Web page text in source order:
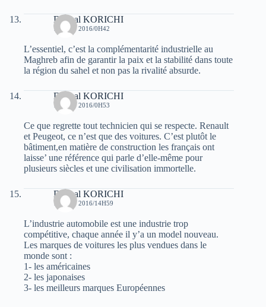
Djamal KORICHI
10 JUIN 2016/0H42
L’essentiel, c’est la complémentarité industrielle au
Maghreb afin de garantir la paix et la stabilité dans toute
la région du sahel et non pas la rivalité absurde.
Djamal KORICHI
10 JUIN 2016/0H53
Ce que regrette tout technicien qui se respecte. Renault
et Peugeot, ce n’est que des voitures. C’est plutôt le
bâtiment,en matière de construction les français ont
laisse’ une référence qui parle d’elle-même pour
plusieurs siècles et une civilisation immortelle.
Djamal KORICHI
11 JUIN 2016/14H59
L’industrie automobile est une industrie trop
compétitive, chaque année il y’a un model nouveau.
Les marques de voitures les plus vendues dans le
monde sont :
1- les américaines
2- les japonaises
3- les meilleurs marques Européennes